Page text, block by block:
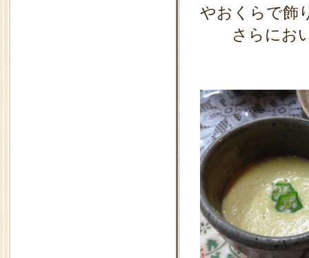
やおくらで飾
さらにおい